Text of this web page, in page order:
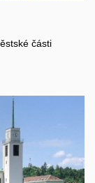
části